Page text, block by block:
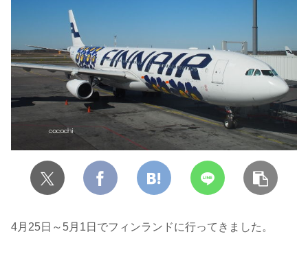
4月25日～5月1日でフィンランドに行ってきました。